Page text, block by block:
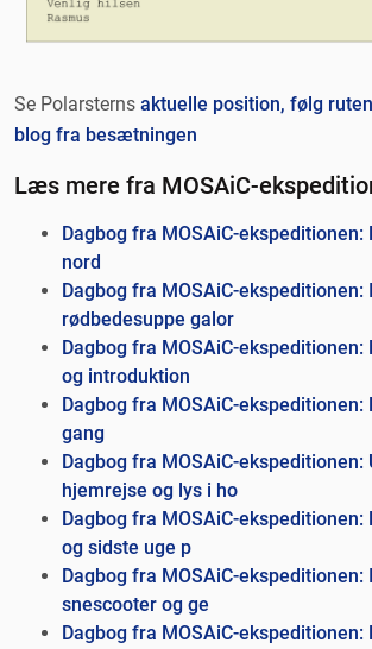
Se Polarsterns aktuelle position, følg
blog fra besætningen
Læs mere fra MOSAiC-
Dagbog fra MOSAiC-
nord
Dagbog fra MOSAiC-ekspeditionen:
rødbedesuppe galor
Dagbog fra MOSAiC-
og introduktion
Dagbog fra MOSAiC-ekspeditionen:
gang
Dagbog fra MOSAiC-ekspeditionen:
hjemrejse og lys i ho
Dagbog fra MOSAiC-
og sidste uge p
Dagbog fra MOSAiC-
snescooter og ge
Dagbog fra MOSAiC-ekspeditionen: